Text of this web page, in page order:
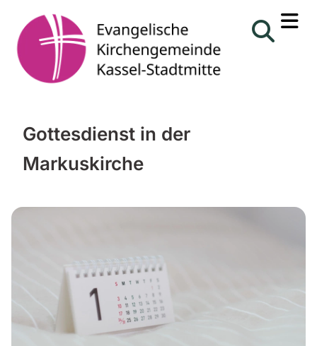
Gottesdienst in der
Markuskirche